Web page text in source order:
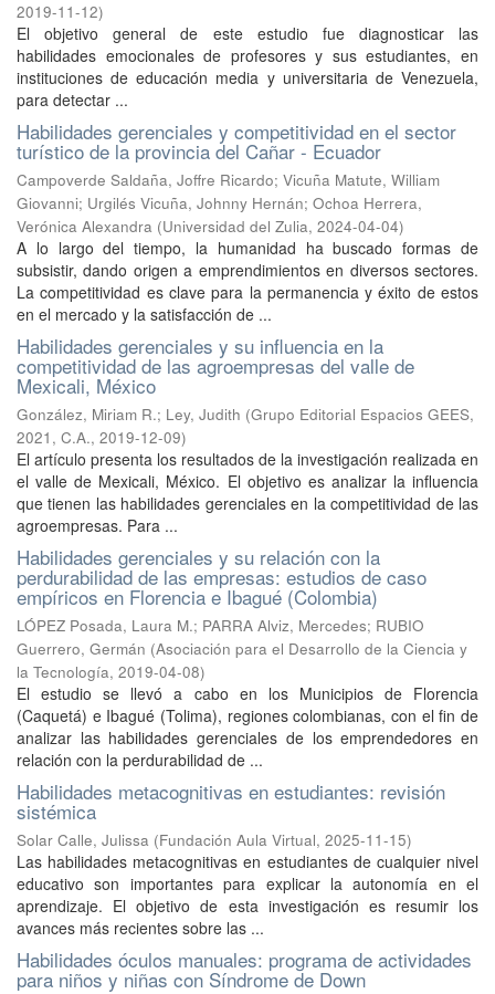
2019-11-12)
El objetivo general de este estudio fue diagnosticar las
habilidades emocionales de profesores y sus estudiantes, en
instituciones de educación media y universitaria de Venezuela,
para detectar ...
Habilidades gerenciales y competitividad en el sector
turístico de la provincia del Cañar - Ecuador
Campoverde Saldaña, Joffre Ricardo; Vicuña Matute, William
Giovanni; Urgilés Vicuña, Johnny Hernán; Ochoa Herrera,
Verónica Alexandra (Universidad del Zulia, 2024-04-04)
A lo largo del tiempo, la humanidad ha buscado formas de
subsistir, dando origen a emprendimientos en diversos sectores.
La competitividad es clave para la permanencia y éxito de estos
en el mercado y la satisfacción de ...
Habilidades gerenciales y su influencia en la
competitividad de las agroempresas del valle de
Mexicali, México
González, Miriam R.; Ley, Judith (Grupo Editorial Espacios GEES,
2021, C.A., 2019-12-09)
El artículo presenta los resultados de la investigación realizada en
el valle de Mexicali, México. El objetivo es analizar la influencia
que tienen las habilidades gerenciales en la competitividad de las
agroempresas. Para ...
Habilidades gerenciales y su relación con la
perdurabilidad de las empresas: estudios de caso
empíricos en Florencia e Ibagué (Colombia)
LÓPEZ Posada, Laura M.; PARRA Alviz, Mercedes; RUBIO
Guerrero, Germán (Asociación para el Desarrollo de la Ciencia y
la Tecnología, 2019-04-08)
El estudio se llevó a cabo en los Municipios de Florencia
(Caquetá) e Ibagué (Tolima), regiones colombianas, con el fin de
analizar las habilidades gerenciales de los emprendedores en
relación con la perdurabilidad de ...
Habilidades metacognitivas en estudiantes: revisión
sistémica
Solar Calle, Julissa (Fundación Aula Virtual, 2025-11-15)
Las habilidades metacognitivas en estudiantes de cualquier nivel
educativo son importantes para explicar la autonomía en el
aprendizaje. El objetivo de esta investigación es resumir los
avances más recientes sobre las ...
Habilidades óculos manuales: programa de actividades
para niños y niñas con Síndrome de Down